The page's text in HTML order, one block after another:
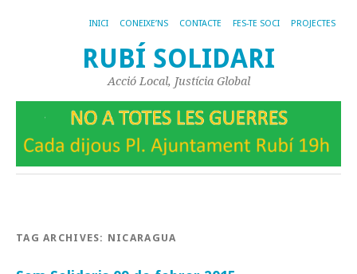
INICI CONEIXE’NS CONTACTE FES-TE SOCI PROJECTES
RUBÍ SOLIDARI
Acció Local, Justícia Global
TAG ARCHIVES: NICARAGUA